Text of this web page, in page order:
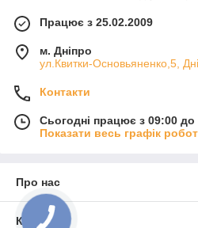
Працює з 25.02.2009
м. Дніпро
ул.Квитки-Основьяненко,5,
Контакти
Сьогодні працює з 09:00 до
Показати весь графік
Про нас
Контакти